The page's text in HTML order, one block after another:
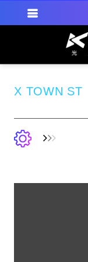
X TOWN ST